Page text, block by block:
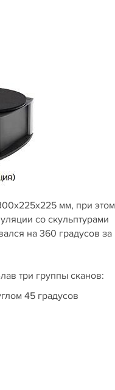
мм, при этом
со скульптурами
на 360 градусов за
три группы сканов:
45 градусов